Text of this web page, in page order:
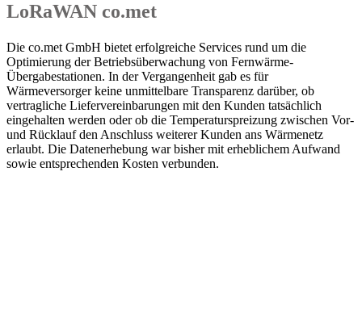
LoRaWAN co.met
Die co.met GmbH bietet erfolgreiche Services rund um die
Optimierung der Betriebsüberwachung von Fernwärme-
Übergabestationen. In der Vergangenheit gab es für
Wärmeversorger keine unmittelbare Transparenz darüber, ob
vertragliche Liefervereinbarungen mit den Kunden tatsächlich
eingehalten werden oder ob die Temperaturspreizung zwischen Vor-
und Rücklauf den Anschluss weiterer Kunden ans Wärmenetz
erlaubt. Die Datenerhebung war bisher mit erheblichem Aufwand
sowie entsprechenden Kosten verbunden.